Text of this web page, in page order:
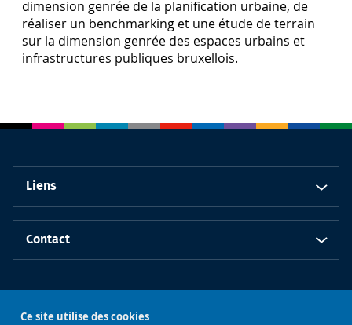
Ce site utilise des cookies
dimension genrée de la planification urbaine, de
réaliser un benchmarking et une étude de terrain
sur la dimension genrée des espaces urbains et
infrastructures publiques bruxellois.
Liens
Contact